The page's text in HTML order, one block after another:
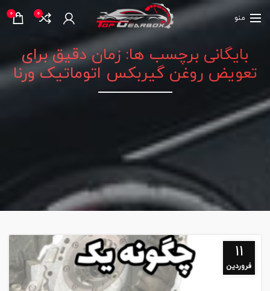
منو 0
0
بایگانی برچسب ها: زمان دقیق برای
تعویض روغن گیربکس اتوماتیک ورنا
11
فروردین